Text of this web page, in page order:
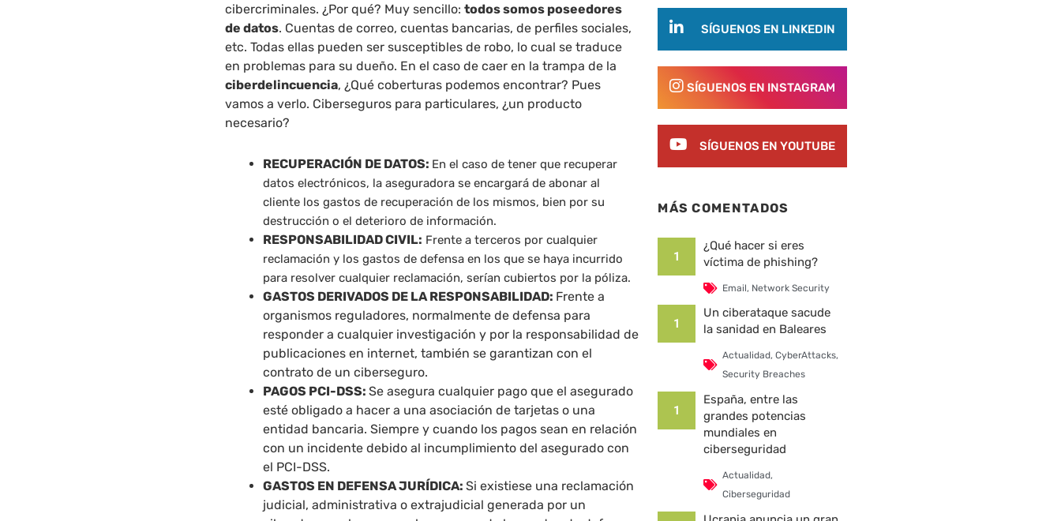
cibercriminales. ¿Por qué? Muy sencillo:todos somos poseedores
de datos. Cuentas de correo, cuentas bancarias, de perfiles sociales,
etc. Todas ellas pueden ser susceptibles de robo, lo cual se traduce
en problemas para su dueño. En el caso de caer en la trampa de la
ciberdelincuencia, ¿Qué coberturas podemos encontrar? Pues
vamos a verlo. Ciberseguros para particulares, ¿un producto
necesario?
RECUPERACIÓN DE DATOS: En el caso de tener que recuperar
datos electrónicos, la aseguradora se encargará de abonar al
cliente los gastos de recuperación de los mismos, bien por su
destrucción o el deterioro de información.
RESPONSABILIDAD CIVIL: Frente a terceros por cualquier
reclamación y los gastos de defensa en los que se haya incurrido
para resolver cualquier reclamación, serían cubiertos por la póliza.
GASTOS DERIVADOS DE LA RESPONSABILIDAD: Frente a
organismos reguladores, normalmente de defensa para
responder a cualquier investigación y por la responsabilidad de
publicaciones en internet, también se garantizan con el
contrato de un ciberseguro.
PAGOS PCI-DSS:Se asegura cualquier pago que el asegurado
esté obligado a hacer a una asociación de tarjetas o una
entidad bancaria. Siempre y cuando los pagos sean en relación
con un incidente debido al incumplimiento del asegurado con
el PCI-DSS.
GASTOS EN DEFENSA JURÍDICA:Si existiese una reclamación
judicial, administrativa o extrajudicial generada por un
SÍGUENOS EN LINKEDIN
SÍGUENOS EN INSTAGRAM
SÍGUENOS EN YOUTUBE
MÁS COMENTADOS
1
¿Qué hacer si eres
víctima de phishing?
Email, Network Security
1
Un ciberataque sacude
la sanidad en Baleares
Actualidad, CyberAttacks,
Security Breaches
1
España, entre las
grandes potencias
mundiales en
ciberseguridad
Actualidad,
Ciberseguridad